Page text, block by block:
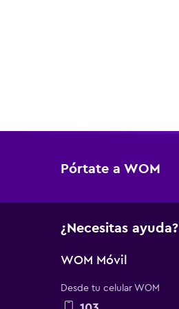
Pórtate a WOM
¿Necesitas ayuda?
WOM Móvil
Desde tu celular WOM